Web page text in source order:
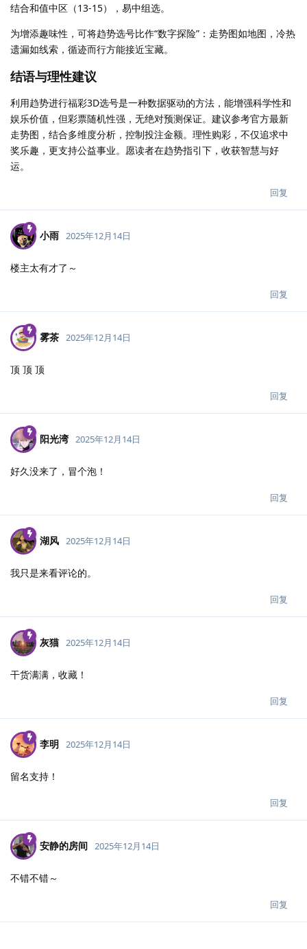
结合和值中区（13-15），易中组选。
为增添趣味性，可将趋势选号比作“数字探险”：走势图如地图，冷热
遗漏如线索，循迹而行方能接近宝藏。
结语与理性建议
利用趋势进行福彩3D选号是一种数据驱动的方法，能增强科学性和
娱乐价值，但彩票随机性强，无绝对预测保证。建议参考官方最新
走势图，结合多维度分析，控制投注金额。理性购彩，不仅追求中
奖乐趣，更支持公益事业。愿读者在趋势指引下，收获智慧与好
运。
回复
小雨 2025年12月14日
楼主太有才了～
回复
雾茶 2025年12月14日
顶 顶 顶
回复
阳光湾 2025年12月14日
好久没来了，冒个泡！
回复
湖风 2025年12月14日
我只是来看评论的。
回复
灰猫 2025年12月14日
干货满满，收藏！
回复
李明 2025年12月14日
留名支持！
回复
安静的房间 2025年12月14日
不错不错～
回复